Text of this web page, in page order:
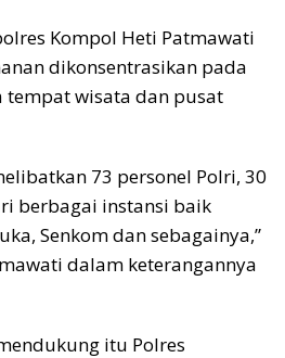
Kompol Heti Patmawati
dikonsentrasikan pada
wisata dan pusat
73 personel Polri, 30
berbagai instansi baik
Senkom dan sebagainya,”
dalam keterangannya
itu Polres